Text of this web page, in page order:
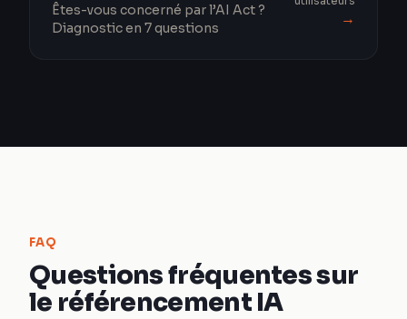
Êtes-vous concerné par l’AI Act ?
Diagnostic en 7 questions
→
FAQ
Questions fréquentes sur
le référencement IA